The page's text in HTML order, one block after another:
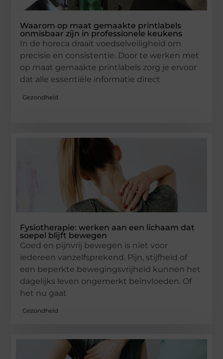
Waarom op maat gemaakte printlabels
onmisbaar zijn in professionele keukens
In de horeca draait voedselveiligheid om
precisie en consistentie. Door te werken met
op maat gemaakte printlabels zorg je ervoor
dat alle essentiële informatie direct
Gezondheid
Fysiotherapie: werken aan een lichaam dat
soepel blijft bewegen
Goed en pijnvrij bewegen is niet voor
iedereen vanzelfsprekend. Pijn, stijfheid of
een beperkte bewegingsvrijheid kunnen het
dagelijks leven ongemerkt beïnvloeden. Of
het nu gaat
Gezondheid